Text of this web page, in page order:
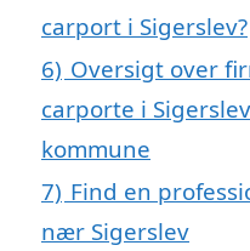
carport i Sigerslev?
6) Oversigt over
carporte i
kommune
7) Find en
nær Sigerslev